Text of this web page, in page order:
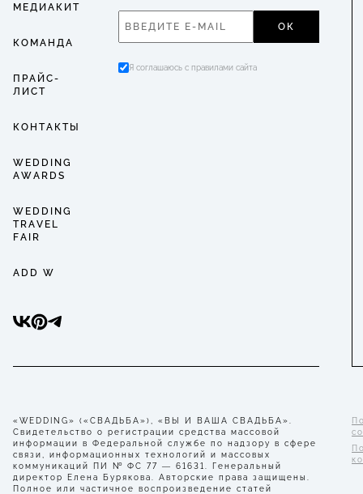
МЕДИАКИТ
КОМАНДА
ПРАЙС-
ЛИСТ
КОНТАКТЫ
WEDDING
AWARDS
WEDDING
TRAVEL
FAIR
ADD W
ОК
Я соглашаюсь с правилами сайта
«WEDDING» («СВАДЬБА»), «ВЫ И ВАША СВАДЬБА».
Свидетельство о регистрации средства массовой
информации в Федеральной службе по надзору в сфере
связи, информационных технологий и массовых
коммуникаций ПИ № ФС 77 — 61631. Генеральный
директор Елена Бурякова. Авторские права защищены.
Полное или частичное воспроизведение статей